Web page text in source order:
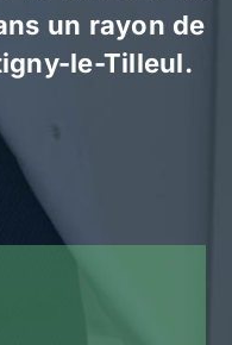
un rayon de
le-Tilleul.